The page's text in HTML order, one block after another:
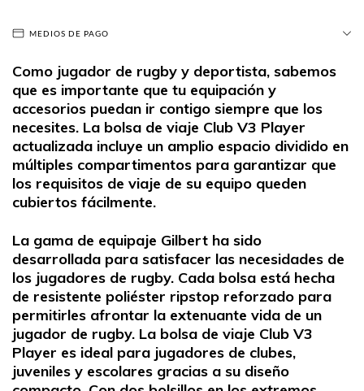
MEDIOS DE PAGO
Como jugador de rugby y deportista, sabemos
que es importante que tu equipación y
accesorios puedan ir contigo siempre que los
necesites. La bolsa de viaje Club V3 Player
actualizada incluye un amplio espacio dividido en
múltiples compartimentos para garantizar que
los requisitos de viaje de su equipo queden
cubiertos fácilmente.
La gama de equipaje Gilbert ha sido
desarrollada para satisfacer las necesidades de
los jugadores de rugby. Cada bolsa está hecha
de resistente poliéster ripstop reforzado para
permitirles afrontar la extenuante vida de un
jugador de rugby. La bolsa de viaje Club V3
Player es ideal para jugadores de clubes,
juveniles y escolares gracias a su diseño